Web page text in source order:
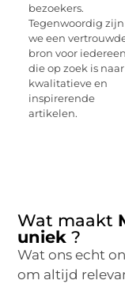
bezoekers.
Tegenwoordig zijn
we een
bron voor iedereen
die op zoek is naar
kwalitatieve en
inspirerende
artikelen.
Wat maakt
uniek ?
Wat ons echt
om altijd